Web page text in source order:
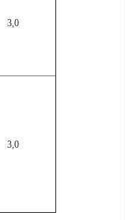
3,0
3,0